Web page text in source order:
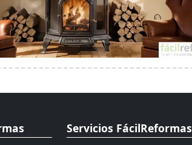
Servicios FácilReformas